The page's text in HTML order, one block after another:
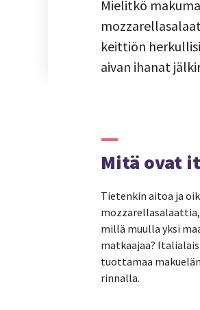
Mielitkö
keittiön
aivan ihanat
Mitä ovat
Tietenkin aitoa ja
millä muulla yksi
matkaajaa?
tuottamaa
rinnalla.